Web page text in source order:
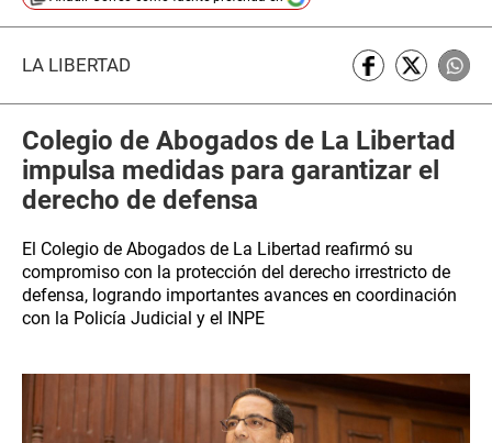
LA LIBERTAD
Colegio de Abogados de La Libertad
impulsa medidas para garantizar el
derecho de defensa
El Colegio de Abogados de La Libertad reafirmó su
compromiso con la protección del derecho irrestricto de
defensa, logrando importantes avances en coordinación
con la Policía Judicial y el INPE